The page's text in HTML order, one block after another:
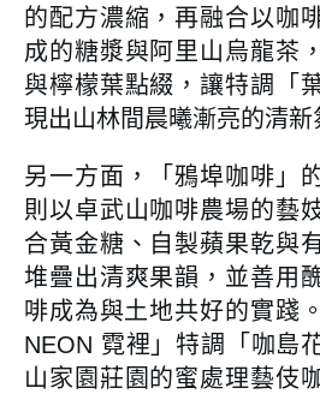
的配方濃縮，再融合以咖
成的糖漿與阿里山烏龍茶
與檸檬葉點綴，讓特調「
現出山林間晨曦漸亮的清新
另一方面，「鴉埠咖啡」
則以卓武山咖啡農場的藝
合黃金糖、自製蘋果乾與
堆疊出清爽果韻，並善用
啡成為與土地共好的實踐
NEON 霓裡」特調「咖島
山家園莊園的蜜處理藝伎